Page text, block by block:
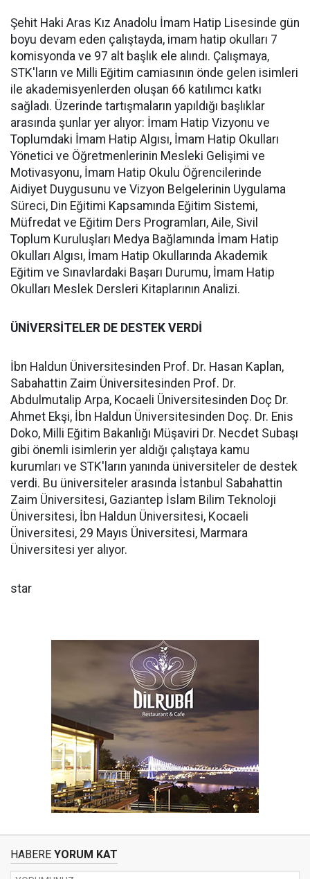
Şehit Haki Aras Kız Anadolu İmam Hatip Lisesinde gün
boyu devam eden çalıştayda, imam hatip okulları 7
komisyonda ve 97 alt başlık ele alındı. Çalışmaya,
STK'ların ve Milli Eğitim camiasının önde gelen isimleri
ile akademisyenlerden oluşan 66 katılımcı katkı
sağladı. Üzerinde tartışmaların yapıldığı başlıklar
arasında şunlar yer alıyor: İmam Hatip Vizyonu ve
Toplumdaki İmam Hatip Algısı, İmam Hatip Okulları
Yönetici ve Öğretmenlerinin Mesleki Gelişimi ve
Motivasyonu, İmam Hatip Okulu Öğrencilerinde
Aidiyet Duygusunu ve Vizyon Belgelerinin Uygulama
Süreci, Din Eğitimi Kapsamında Eğitim Sistemi,
Müfredat ve Eğitim Ders Programları, Aile, Sivil
Toplum Kuruluşları Medya Bağlamında İmam Hatip
Okulları Algısı, İmam Hatip Okullarında Akademik
Eğitim ve Sınavlardaki Başarı Durumu, İmam Hatip
Okulları Meslek Dersleri Kitaplarının Analizi.
ÜNİVERSİTELER DE DESTEK VERDİ
İbn Haldun Üniversitesinden Prof. Dr. Hasan Kaplan,
Sabahattin Zaim Üniversitesinden Prof. Dr.
Abdulmutalip Arpa, Kocaeli Üniversitesinden Doç Dr.
Ahmet Ekşi, İbn Haldun Üniversitesinden Doç. Dr. Enis
Doko, Milli Eğitim Bakanlığı Müşaviri Dr. Necdet Subaşı
gibi önemli isimlerin yer aldığı çalıştaya kamu
kurumları ve STK'ların yanında üniversiteler de destek
verdi. Bu üniversiteler arasında İstanbul Sabahattin
Zaim Üniversitesi, Gaziantep İslam Bilim Teknoloji
Üniversitesi, İbn Haldun Üniversitesi, Kocaeli
Üniversitesi, 29 Mayıs Üniversitesi, Marmara
Üniversitesi yer alıyor.
star
HABERE YORUM KAT